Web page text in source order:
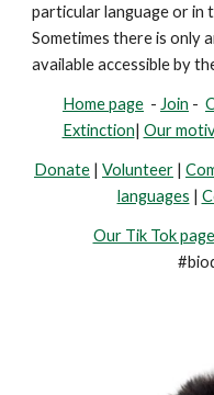
particular language or in
Sometimes there is only
available accessible by
Home page - Join -
Extinction| Our
Donate | Volunteer |
languages |
Our Tik Tok page